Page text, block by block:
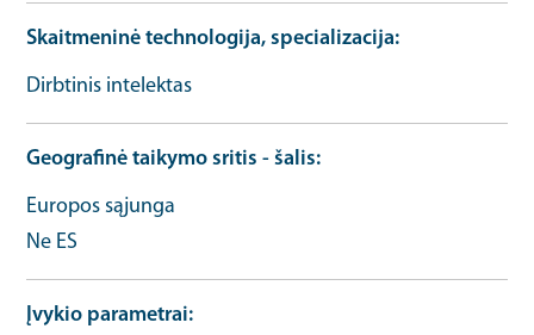
Skaitmeninė technologija, specializacija
Dirbtinis intelektas
Geografinė taikymo sritis - šalis
Europos sąjunga
Ne ES
Įvykio parametrai